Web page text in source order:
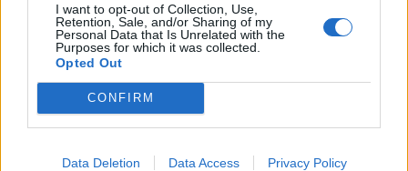
I want to opt-out of Collection, Use,
Retention, Sale, and/or Sharing of my
Personal Data that Is Unrelated with the
Purposes for which it was collected.
Opted Out
CONFIRM
Data Deletion Data Access Privacy Policy